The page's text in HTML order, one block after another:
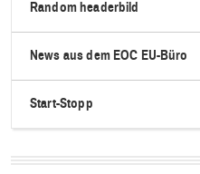
Random headerbild
News aus dem EOC EU-Büro
Start-Stopp